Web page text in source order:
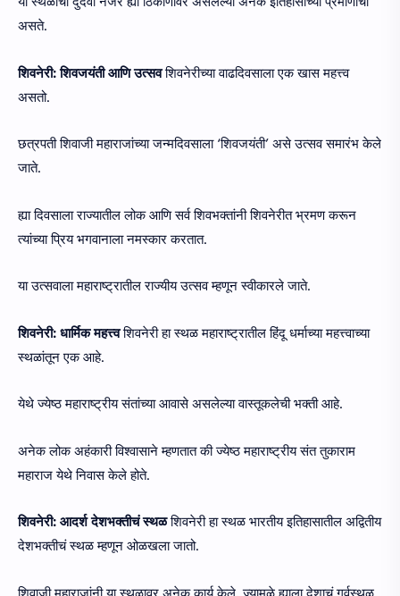
असते.
शिवनेरी: शिवजयंती आणि उत्सवशिवनेरीच्या वाढदिवसाला एक खास महत्त्व
असतो.
छत्रपती शिवाजी महाराजांच्या जन्मदिवसाला ‘शिवजयंती’ असे उत्सव समारंभ केले
जाते.
ह्या दिवसाला राज्यातील लोक आणि सर्व शिवभक्तांनी शिवनेरीत भ्रमण करून
त्यांच्या प्रिय भगवानाला नमस्कार करतात.
या उत्सवाला महाराष्ट्रातील राज्यीय उत्सव म्हणून स्वीकारले जाते.
शिवनेरी: धार्मिक महत्त्वशिवनेरी हा स्थळ महाराष्ट्रातील हिंदू धर्माच्या महत्त्वाच्या
स्थळांतून एक आहे.
येथे ज्येष्ठ महाराष्ट्रीय संतांच्या आवासे असलेल्या वास्तूकलेची भक्ती आहे.
अनेक लोक अहंकारी विश्वासाने म्हणतात की ज्येष्ठ महाराष्ट्रीय संत तुकाराम
महाराज येथे निवास केले होते.
शिवनेरी: आदर्श देशभक्तीचं स्थळशिवनेरी हा स्थळ भारतीय इतिहासातील अद्वितीय
देशभक्तीचं स्थळ म्हणून ओळखला जातो.